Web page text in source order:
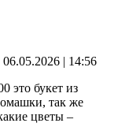
| 14:56
это букет из
так же
цветы –